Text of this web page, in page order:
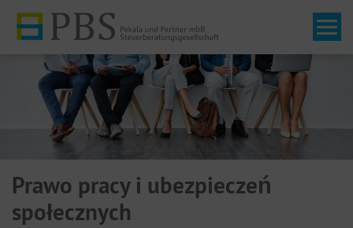
Prawo pracy i ubezpieczeń
społecznych